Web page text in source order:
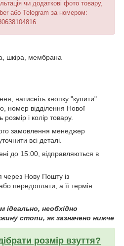
чи додаткові фото товару,
або Telegram за номером:
шкіра, мембрана
натисніть кнопку "купити"
номер відділення Нової
і колір товару.
замовлення менеджер
всі деталі.
до 15:00, відправляються в
через Нову Пошту із
передоплати, а її термін
необхідно
стопи, як зазначено нижче
розмір взуття?